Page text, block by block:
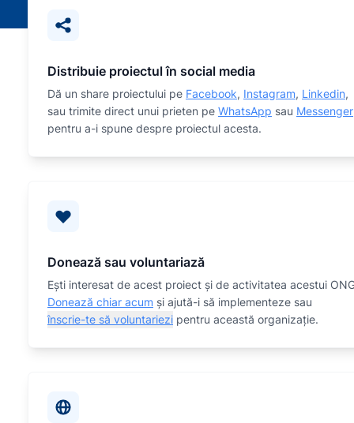
Distribuie proiectul în social media
Dă un share proiectului pe Facebook, Instagram, Linkedin,
sau trimite direct unui prieten pe WhatsApp sau Messenger
pentru a-i spune despre proiectul acesta.
Donează sau voluntariază
Eşti interesat de acest proiect și de activitatea acestui
Donează chiar acum și ajută-i să implementeze sau
înscrie-te să voluntariezi pentru această organizaţie.